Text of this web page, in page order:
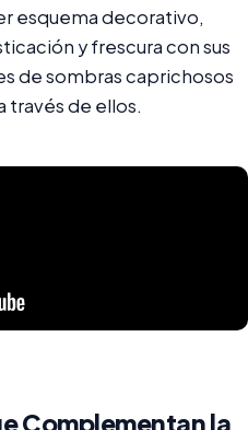
esquema decorativo,
y frescura con sus
de sombras caprichosos
través de ellos.
Complementan la